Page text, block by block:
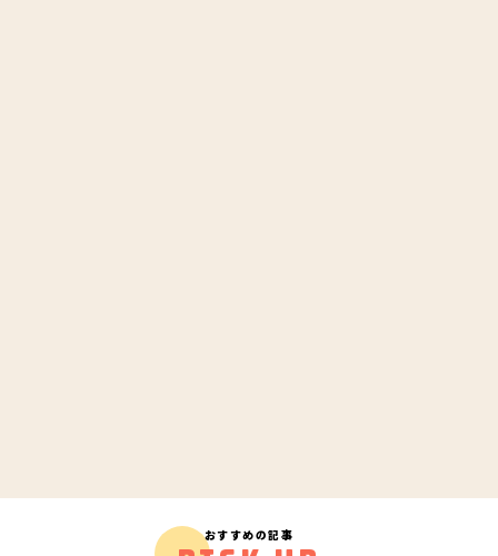
おすすめの記事